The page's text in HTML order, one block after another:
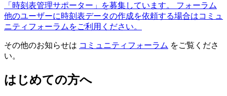
「時刻表管理サポーター」を募集しています。
フォーラム
他のユーザーに時刻表データの作成を依頼する場合はコミュ
ニティフォーラムをご利用ください。
その他のお知らせは コミュニティフォーラム をご覧くださ
い。
はじめての方へ